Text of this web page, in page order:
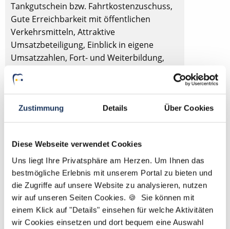
Zustimmung Details Über Cookies
Diese Webseite verwendet Cookies
Uns liegt Ihre Privatsphäre am Herzen. Um Ihnen das
bestmögliche Erlebnis mit unserem Portal zu bieten und
die Zugriffe auf unsere Website zu analysieren, nutzen
wir auf unseren Seiten Cookies. 🍪 Sie können mit
einem Klick auf "Details" einsehen für welche Aktivitäten
wir Cookies einsetzen und dort bequem eine Auswahl
Tankgutschein bzw. Fahrtkostenzuschuss,
Gute Erreichbarkeit mit öffentlichen
Verkehrsmitteln, Attraktive
Umsatzbeteiligung, Einblick in eigene
Umsatzzahlen, Fort- und Weiterbildung,
Lachgasbehandlung, Eigenes Praxislabor,
Eigenen Patientenstamm.
Angestellter Zahnarzt (m/w/d) in Vollzeit ab
sofort inHerzlake
Zahnarzt in Herzlake in Vollzeit. Moderne /
digitalisierte Praxis, Option zur Nachfolge,
Fort- und Weiterbildung, Flexible